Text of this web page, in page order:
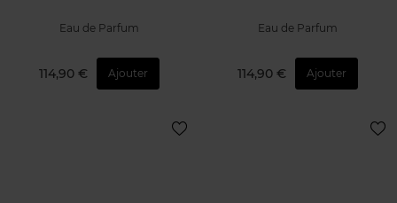
Eau de Parfum
114,90 € Ajouter
Eau de Parfum
114,90 € Ajouter